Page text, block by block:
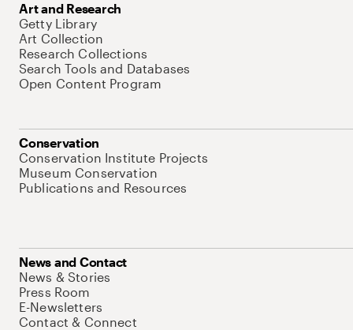
Art and Research
Getty Library
Art Collection
Research Collections
Search Tools and Databases
Open Content Program
Conservation
Conservation Institute Projects
Museum Conservation
Publications and Resources
News and Contact
News & Stories
Press Room
E-Newsletters
Contact & Connect